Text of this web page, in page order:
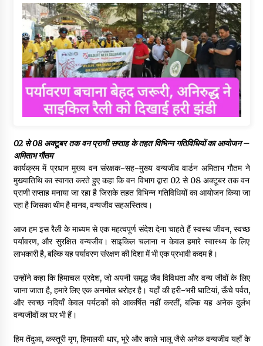
02 से 08 अक्टूबर तक वन प्राणी सप्ताह के तहत विभिन्न गतिविधियों का आयोजन –
अमिताभ गौतम
कार्यक्रम में प्रधान मुख्य वन संरक्षक-सह-मुख्य वन्यजीव वार्डन अमिताभ गौतम ने
मुख्यातिथि का स्वागत करते हुए कहा कि वन विभाग द्वारा 02 से 08 अक्टूबर तक वन
प्राणी सप्ताह मनाया जा रहा है जिसके तहत विभिन्न गतिविधियों का आयोजन किया जा
रहा है जिसका थीम है मानव, वन्यजीव सहअस्तित्व।
आज हम इस रैली के माध्यम से एक महत्वपूर्ण संदेश देना चाहते हैं स्वस्थ जीवन, स्वच्छ
पर्यावरण, और सुरक्षित वन्यजीव। साइकिल चलाना न केवल हमारे स्वास्थ्य के लिए
लाभकारी है, बल्कि यह पर्यावरण संरक्षण की दिशा में भी एक प्रभावी कदम है।
उन्होंने कहा कि हिमाचल प्रदेश, जो अपनी समृद्ध जैव विविधता और वन्य जीवों के लिए
जाना जाता है, हमारे लिए एक अनमोल धरोहर है। यहाँ की हरी-भरी घाटियां, ऊँचे पर्वत,
और स्वच्छ नदियाँ केवल पर्यटकों को आकर्षित नहीं करतीं, बल्कि यह अनेक दुर्लभ
वन्यजीवों का घर भी हैं।
हिम तेंदुआ, कस्तूरी मृग, हिमालयी थार, भूरे और काले भालू जैसे अनेक वन्यजीव यहाँ के